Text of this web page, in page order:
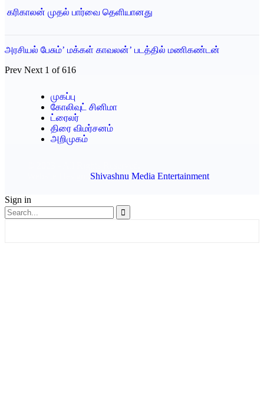
‎ கரிகாலன் முதல் பார்வை தெளியானது
அரசியல் பேசும்’ மக்கள் காவலன்’ படத்தில் மணிகண்டன்
Prev Next 1 of 616
முகப்பு
கோலிவுட் சினிமா
ட்ரைலர்
திரை விமர்சனம்
அறிமுகம்
Shivashnu Media Entertainment
Sign in